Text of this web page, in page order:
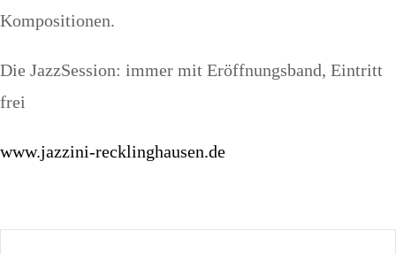
Kompositionen.
Die JazzSession: immer mit Eröffnungsband, Eintritt
frei
www.jazzini-recklinghausen.de